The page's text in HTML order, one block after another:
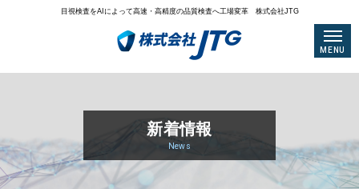
目視検査をAIによって高速・高精度の品質検査へ工場変革 株式会社JTG
新着情報
News
MENU